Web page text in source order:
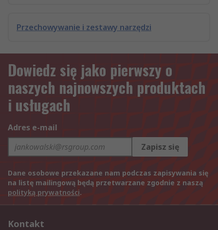
Przechowywanie i zestawy narzędzi
Dowiedz się jako pierwszy o
naszych najnowszych produktach
i usługach
Adres e-mail
Zapisz się
Dane osobowe przekazane nam podczas zapisywania się
na listę mailingową będą przetwarzane zgodnie z naszą
polityką prywatności.
Kontakt